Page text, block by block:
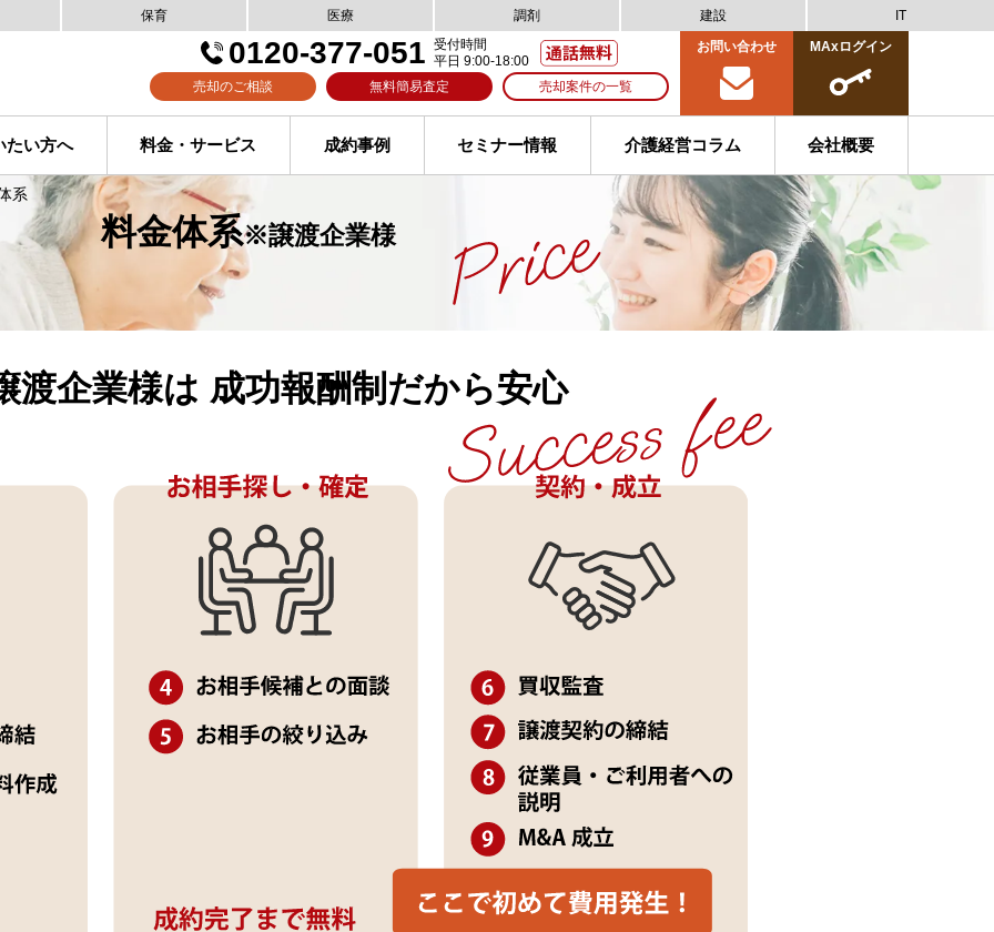
保育 医療 調剤 建設 IT
0120-377-051 受付時間
平日 9:00-18:00
売却のご相談
無料簡易査定 売却案件の一覧
お問い合わせ MAxログイン
たい方へ 料金・サービス 成約事例 セミナー情報 介護経営コラム 会社概要
系
料金体系※譲渡企業様
渡企業様は 成功報酬制だから安心